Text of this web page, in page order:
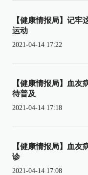
【健康情报局】记牢
运动
2021-04-14 17:22
【健康情报局】血
待普及
2021-04-14 17:18
【健康情报局】血友
诊
2021-04-14 17:08